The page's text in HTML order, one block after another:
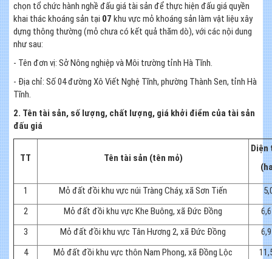
chọn tổ chức hành nghề đấu giá tài sản để thực hiện đấu giá quyền
khai thác khoáng sản tại 07 khu vực mỏ khoáng sản làm vật liệu xây
dựng thông thường (mỏ chưa có kết quả thăm dò), với các nội dung
như sau:
- Tên đơn vị: Sở Nông nghiệp và Môi trường tỉnh Hà Tĩnh.
- Địa chỉ: Số 04 đường Xô Viết Nghệ Tĩnh, phường Thành Sen, tỉnh Hà
Tĩnh.
2. Tên tài sản, số lượng, chất lượng, giá khởi điểm của tài sản
đấu giá
TT Tên tài sản (tên mỏ)
Diện
1 Mỏ đất đồi khu vực núi Tràng Cháy, xã Sơn Tiến
2
Mỏ đất đồi khu vực Khe Buông, xã Đức Đồng
3
Mỏ đất đồi khu vực Tân Hương 2, xã Đức Đồng
4
Mỏ đất đồi khu vực thôn Nam Phong, xã Đồng Lộc